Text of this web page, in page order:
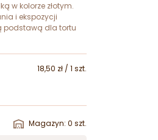
w kolorze złotym.
i ekspozycji
podstawą dla tortu
18,50 zł / 1 szt.
Magazyn: 0 szt.